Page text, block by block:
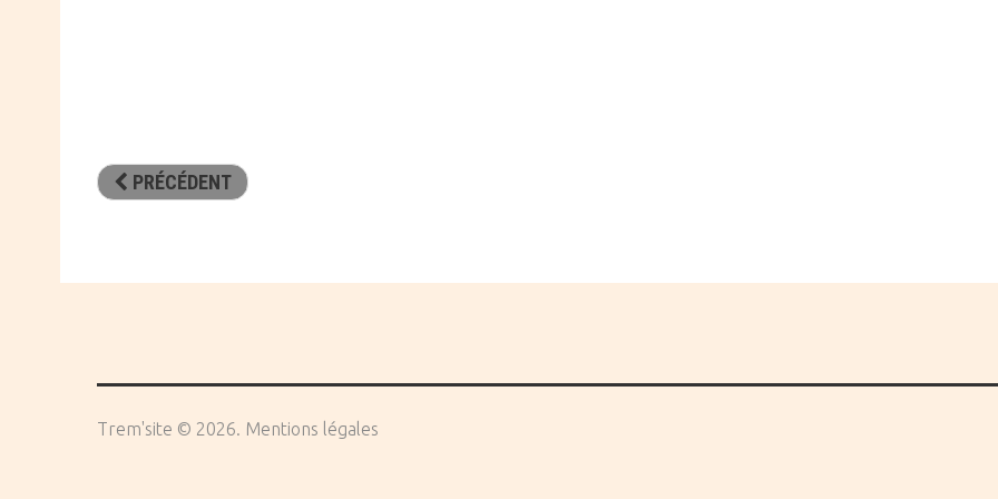
PRÉCÉDENT
Trem'site © 2026 Mentions légales